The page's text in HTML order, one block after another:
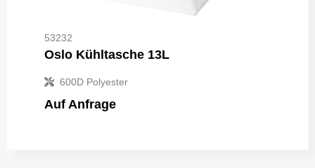
53232
Oslo Kühltasche 13L
600D Polyester
Auf Anfrage